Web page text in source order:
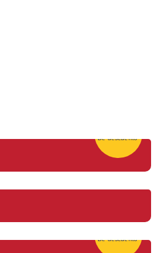
De descuento
De descuento